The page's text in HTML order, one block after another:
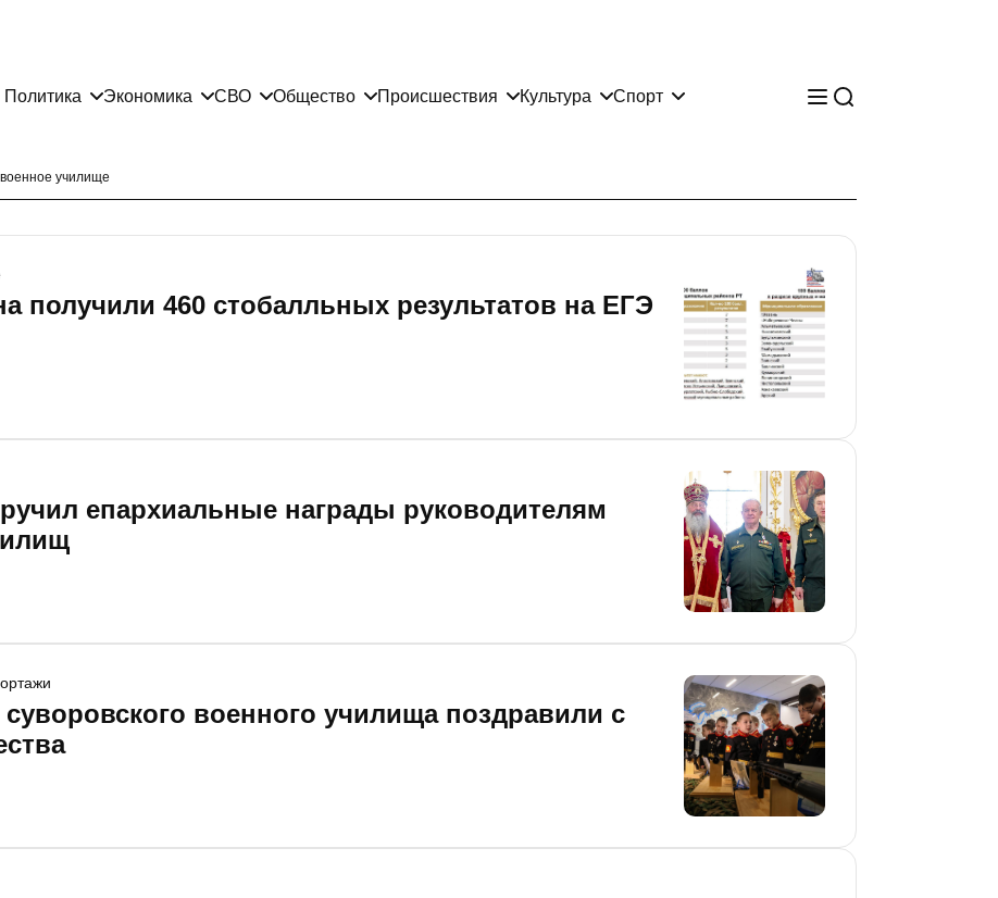
Политика Экономика СВО Общество Происшествия Культура Спорт
училище
получили 460 стобалльных результатов на ЕГЭ
епархиальные награды руководителям
суворовского военного училища поздравили с